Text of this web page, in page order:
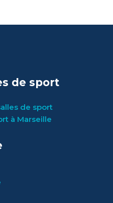
de sport
de sport
à Marseille